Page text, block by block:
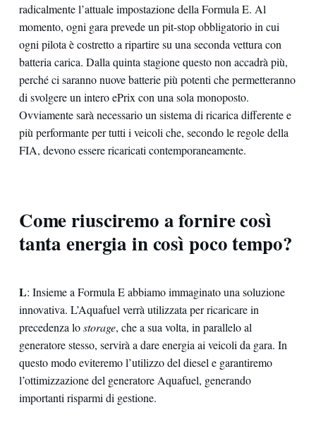
radicalmente l’attuale impostazione della Formula E. Al
momento, ogni gara prevede un pit-stop obbligatorio in cui
ogni pilota è costretto a ripartire su una seconda vettura con
batteria carica. Dalla quinta stagione questo non accadrà più,
perché ci saranno nuove batterie più potenti che permetteranno
di svolgere un intero ePrix con una sola monoposto.
Ovviamente sarà necessario un sistema di ricarica differente e
più performante per tutti i veicoli che, secondo le regole della
FIA, devono essere ricaricati contemporaneamente.
Come riusciremo a fornire così
tanta energia in così poco tempo?
L: Insieme a Formula E abbiamo immaginato una soluzione
innovativa. L’Aquafuel verrà utilizzata per ricaricare in
precedenza lostorage, che a sua volta, in parallelo al
generatore stesso, servirà a dare energia ai veicoli da gara. In
questo modo eviteremo l’utilizzo del diesel e garantiremo
l’ottimizzazione del generatore Aquafuel, generando
importanti risparmi di gestione.